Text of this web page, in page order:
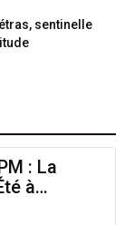
sentinelle
: La
à